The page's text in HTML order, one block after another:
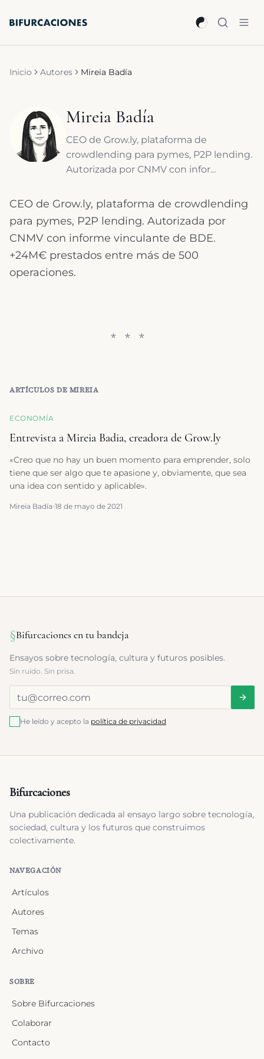
Inicio Autores Mireia Badía
Mireia Badía
CEO de Grow.ly, plataforma de
crowdlending para pymes, P2P lending.
Autorizada por CNMV con infor...
CEO de Grow.ly, plataforma de crowdlending
para pymes, P2P lending. Autorizada por
CNMV con informe vinculante de BDE.
+24M€ prestados entre más de 500
operaciones.
ARTÍCULOS DE MIREIA
ECONOMÍA
Entrevista a Mireia Badia, creadora de Grow.ly
«Creo que no hay un buen momento para emprender, solo
tiene que ser algo que te apasione y, obviamente, que sea
una idea con sentido y aplicable».
Mireia Badía 18 de mayo de 2021
§Bifurcaciones en tu bandeja
Ensayos sobre tecnología, cultura y futuros posibles.
Sin ruido. Sin prisa.
He leído y acepto la política de privacidad
Bifurcaciones
Una publicación dedicada al ensayo largo sobre tecnología,
sociedad, cultura y los futuros que construimos
colectivamente.
NAVEGACIÓN
Artículos
Autores
Temas
Archivo
SOBRE
Sobre Bifurcaciones
Colaborar
Contacto